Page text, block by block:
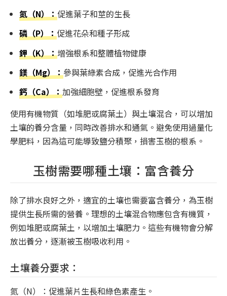
氮（N）：促進葉子和莖的生長
磷（P）：促進花朵和種子形成
鉀（K）：增強根系和整體植物健康
鎂（Mg）：參與葉綠素合成，促進光合作用
鈣（Ca）：加強細胞壁，促進根系發育
使用有機物質（如堆肥或腐葉土）與土壤混合，可以增加
土壤的養分含量，同時改善排水和通氣。避免使用過量化
學肥料，因為這可能導致鹽分積聚，損害玉樹的根系。
玉樹需要哪種土壤：富含養分
除了排水良好之外，適宜的土壤也需要富含養分，為玉樹
提供生長所需的營養。理想的土壤混合物應包含有機質，
例如堆肥或腐葉土，以增加土壤肥力。這些有機物會分解
放出養分，逐漸被玉樹吸收利用。
土壤養分要求：
氮（N）：促進葉片生長和綠色素產生。